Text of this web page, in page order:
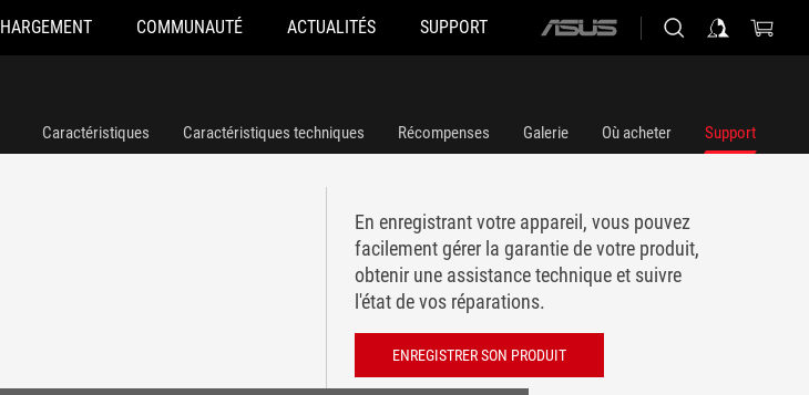
COMMUNAUTÉ ACTUALITÉS SUPPORT
ASUS
Caractéristiques Caractéristiques techniques Récompenses Galerie Où acheter Support
En enregistrant votre appareil, vous pouvez
facilement gérer la garantie de votre produit,
obtenir une assistance technique et suivre
l'état de vos réparations.
ENREGISTRER SON PRODUIT